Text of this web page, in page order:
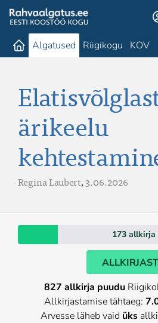
Algatused Riigikogu KOV
ärikeelu
Regina Laubert,3.06.2026
173 allkirja
827 allkirja puudu
Allkirjastamise tähtaeg:
Arvesse läheb vaid üks